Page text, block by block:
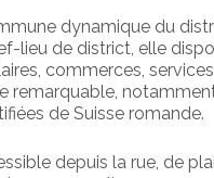
dynamique du
lieu de district, elle
commerces,
remarquable,
de Suisse romande.
depuis la rue, de